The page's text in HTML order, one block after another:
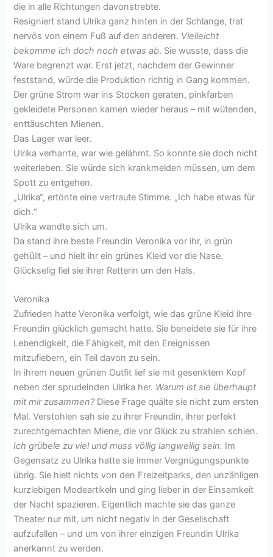
die in alle Richtungen davonstrebte.
Resigniert stand Ulrika ganz hinten in der Schlange, trat
nervös von einem Fuß auf den anderen. Vielleicht
bekomme ich doch noch etwas ab. Sie wusste, dass die
Ware begrenzt war. Erst jetzt, nachdem der Gewinner
feststand, würde die Produktion richtig in Gang kommen.
Der grüne Strom war ins Stocken geraten, pinkfarben
gekleidete Personen kamen wieder heraus – mit wütenden,
enttäuschten Mienen.
Das Lager war leer.
Ulrika verharrte, war wie gelähmt. So konnte sie doch nicht
weiterleben. Sie würde sich krankmelden müssen, um dem
Spott zu entgehen.
„Ulrika“, ertönte eine vertraute Stimme. „Ich habe etwas für
dich.“
Ulrika wandte sich um.
Da stand ihre beste Freundin Veronika vor ihr, in grün
gehüllt – und hielt ihr ein grünes Kleid vor die Nase.
Glückselig fiel sie ihrer Retterin um den Hals.
Veronika
Zufrieden hatte Veronika verfolgt, wie das grüne Kleid ihre
Freundin glücklich gemacht hatte. Sie beneidete sie für ihre
Lebendigkeit, die Fähigkeit, mit den Ereignissen
mitzufiebern, ein Teil davon zu sein.
In ihrem neuen grünen Outfit lief sie mit gesenktem Kopf
neben der sprudelnden Ulrika her. Warum ist sie überhaupt
mit mir zusammen?Diese Frage quälte sie nicht zum ersten
Mal. Verstohlen sah sie zu ihrer Freundin, ihrer perfekt
zurechtgemachten Miene, die vor Glück zu strahlen schien.
Ich grübele zu viel und muss völlig langweilig sein. Im
Gegensatz zu Ulrika hatte sie immer Vergnügungspunkte
übrig. Sie hielt nichts von den Freizeitparks, den unzähligen
kurzlebigen Modeartikeln und ging lieber in der Einsamkeit
der Nacht spazieren. Eigentlich machte sie das ganze
Theater nur mit, um nicht negativ in der Gesellschaft
aufzufallen – und um von ihrer einzigen Freundin Ulrika
anerkannt zu werden.